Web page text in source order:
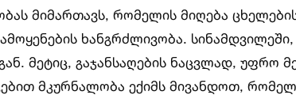
მიმართავს, რომელის მიღება
ხანგრძლივობა.
მეტიც, გაჯანსაღების ნაცვლად, უფრო
მკურნალობა ექიმს მივანდოთ,